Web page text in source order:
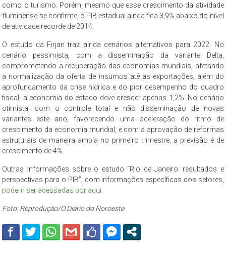
como o turismo. Porém, mesmo que esse crescimento da atividade
fluminense se confirme, o PIB estadual ainda fica 3,9% abaixo do nível
de atividade recorde de 2014.
O estudo da Firjan traz ainda cenários alternativos para 2022. No
cenário pessimista, com a disseminação da variante Delta,
comprometendo a recuperação das economias mundiais, afetando
a normalização da oferta de insumos até as exportações, além do
aprofundamento da crise hídrica e do pior desempenho do quadro
fiscal, a economia do estado deve crescer apenas 1,2%. No cenário
otimista, com o controle total e não disseminação de novas
variantes este ano, favorecendo uma aceleração do ritmo de
crescimento da economia mundial, e com a aprovação de reformas
estruturais de maneira ampla no primeiro trimestre, a previsão é de
crescimento de 4%.
Outras informações sobre o estudo “Rio de Janeiro: resultados e
perspectivas para o PIB”, com informações específicas dos setores,
podem ser acessadas por aqui.
Foto: Reprodução/O Diário do Noroeste